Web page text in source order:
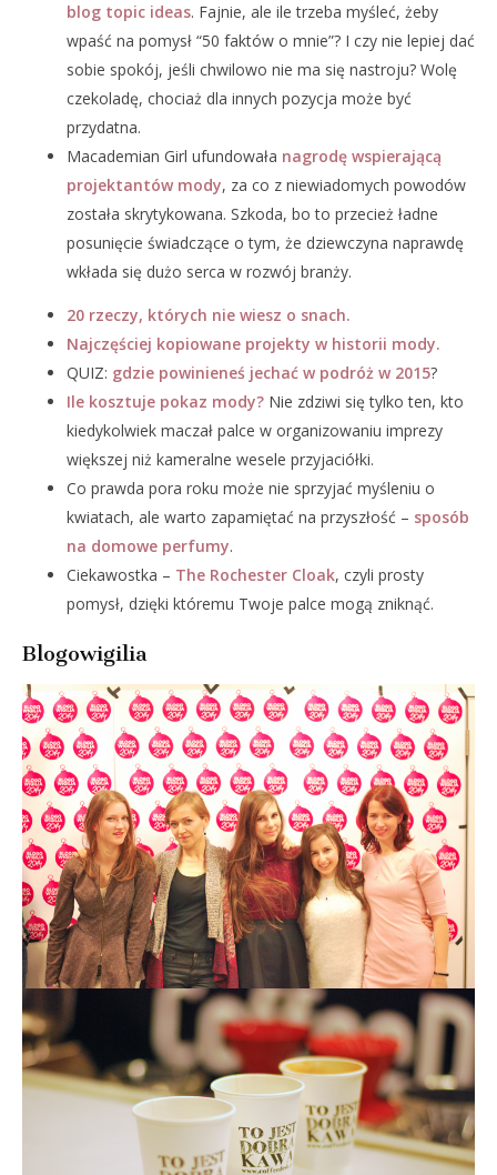
blog topic ideas. Fajnie, ale ile trzeba myśleć, żeby
wpaść na pomysł “50 faktów o mnie”? I czy nie lepiej dać
sobie spokój, jeśli chwilowo nie ma się nastroju? Wolę
czekoladę, chociaż dla innych pozycja może być
przydatna.
Macademian Girl ufundowała nagrodę wspierającą
projektantów mody, za co z niewiadomych powodów
została skrytykowana. Szkoda, bo to przecież ładne
posunięcie świadczące o tym, że dziewczyna naprawdę
wkłada się dużo serca w rozwój branży.
20 rzeczy, których nie wiesz o snach.
Najczęściej kopiowane projekty w historii mody.
QUIZ: gdzie powinieneś jechać w podróż w 2015?
Ile kosztuje pokaz mody? Nie zdziwi się tylko ten, kto
kiedykolwiek maczał palce w organizowaniu imprezy
większej niż kameralne wesele przyjaciółki.
Co prawda pora roku może nie sprzyjać myśleniu o
kwiatach, ale warto zapamiętać na przyszłość – sposób
na domowe perfumy.
Ciekawostka – The Rochester Cloak, czyli prosty
pomysł, dzięki któremu Twoje palce mogą zniknąć.
Blogowigilia